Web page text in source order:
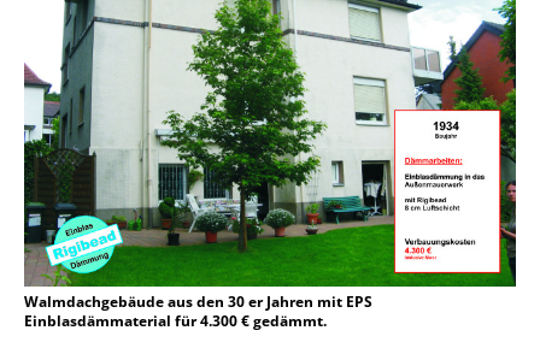
Walmdachgebäude aus den 30 er Jahren mit EPS
Einblasdämmaterial für 4.300 € gedämmt.